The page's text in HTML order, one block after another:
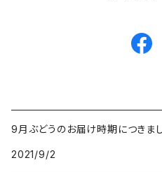
9月ぶどうのお届け時期につきまし
2021/9/2